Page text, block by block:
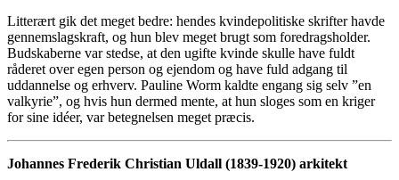
Litterært gik det meget bedre: hendes kvindepolitiske skrifter havde
gennemslagskraft, og hun blev meget brugt som foredragsholder.
Budskaberne var stedse, at den ugifte kvinde skulle have fuldt
råderet over egen person og ejendom og have fuld adgang til
uddannelse og erhverv. Pauline Worm kaldte engang sig selv ”en
valkyrie”, og hvis hun dermed mente, at hun sloges som en kriger
for sine idéer, var betegnelsen meget præcis.
Johannes Frederik Christian Uldall (1839-1920) arkitekt